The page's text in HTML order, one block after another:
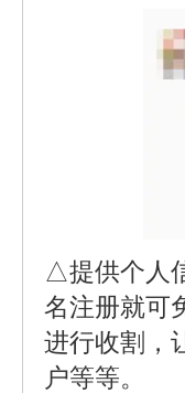
△提供个人
名注册就可
进行收割，
户等等。